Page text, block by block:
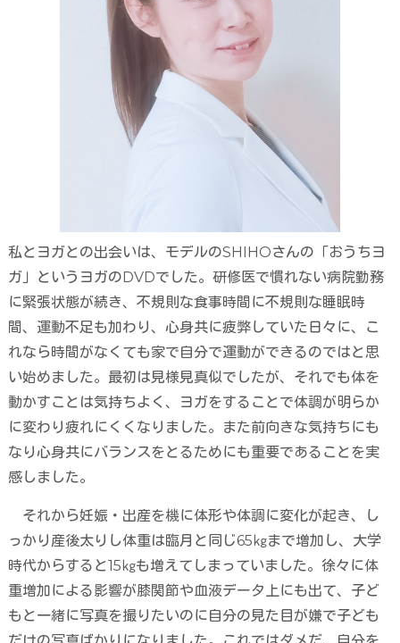
私とヨガとの出会いは、モデルのSHIHOさんの「おうちヨ
ガ」というヨガのDVDでした。研修医で慣れない病院勤務
に緊張状態が続き、不規則な食事時間に不規則な睡眠時
間、運動不足も加わり、心身共に疲弊していた日々に、こ
れなら時間がなくても家で自分で運動ができるのではと思
い始めました。最初は見様見真似でしたが、それでも体を
動かすことは気持ちよく、ヨガをすることで体調が明らか
に変わり疲れにくくなりました。また前向きな気持ちにも
なり心身共にバランスをとるためにも重要であることを実
感しました。
それから妊娠・出産を機に体形や体調に変化が起き、し
っかり産後太りし体重は臨月と同じ65㎏まで増加し、大学
時代からすると15㎏も増えてしまっていました。徐々に体
重増加による影響が膝関節や血液データ上にも出て、子ど
もと一緒に写真を撮りたいのに自分の見た目が嫌で子ども